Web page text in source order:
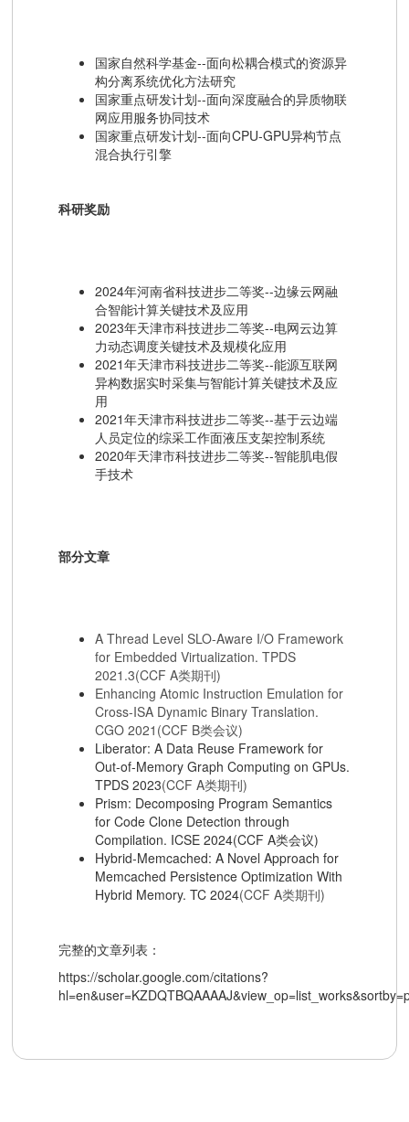
国家自然科学基金--面向松耦合模式的资源异
构分离系统优化方法研究
国家重点研发计划--面向深度融合的异质物联
网应用服务协同技术
国家重点研发计划--面向CPU-GPU异构节点
混合执行引擎
科研奖励
2024年河南省科技进步二等奖--边缘云网融
合智能计算关键技术及应用
2023年天津市科技进步二等奖--电网云边算
力动态调度关键技术及规模化应用
2021年天津市科技进步二等奖--能源互联网
异构数据实时采集与智能计算关键技术及应
用
2021年天津市科技进步二等奖--基于云边端
人员定位的综采工作面液压支架控制系统
2020年天津市科技进步二等奖--智能肌电假
手技术
部分文章
A Thread Level SLO-Aware I/O Framework
for Embedded Virtualization. TPDS
2021.3(CCF A类期刊)
Enhancing Atomic Instruction Emulation for
Cross-ISA Dynamic Binary Translation.
CGO 2021(CCF B类会议)
Liberator: A Data Reuse Framework for
Out-of-Memory Graph Computing on GPUs.
TPDS 2023(CCF A类期刊)
Prism: Decomposing Program Semantics
for Code Clone Detection through
Compilation. ICSE 2024(CCF A类会议)
Hybrid-Memcached: A Novel Approach for
Memcached Persistence Optimization With
Hybrid Memory. TC 2024(CCF A类期刊)
完整的文章列表：
https://scholar.google.com/citations?